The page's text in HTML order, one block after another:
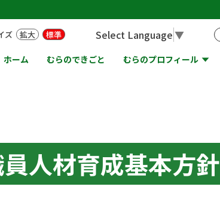
ホーム むらのできごと むらのプロフィール
ズ 拡大 標準 Select Language▼
人材育成基本方針